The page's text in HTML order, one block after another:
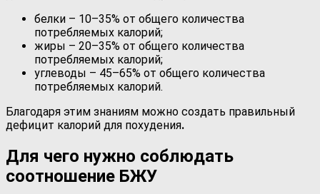
белки – 10–35% от общего количества
потребляемых калорий;
жиры – 20–35% от общего количества
потребляемых калорий;
углеводы – 45–65% от общего количества
потребляемых калорий.
Благодаря этим знаниям можно создать правильный
дефицит калорий для похудения.
Для чего нужно соблюдать
соотношение БЖУ